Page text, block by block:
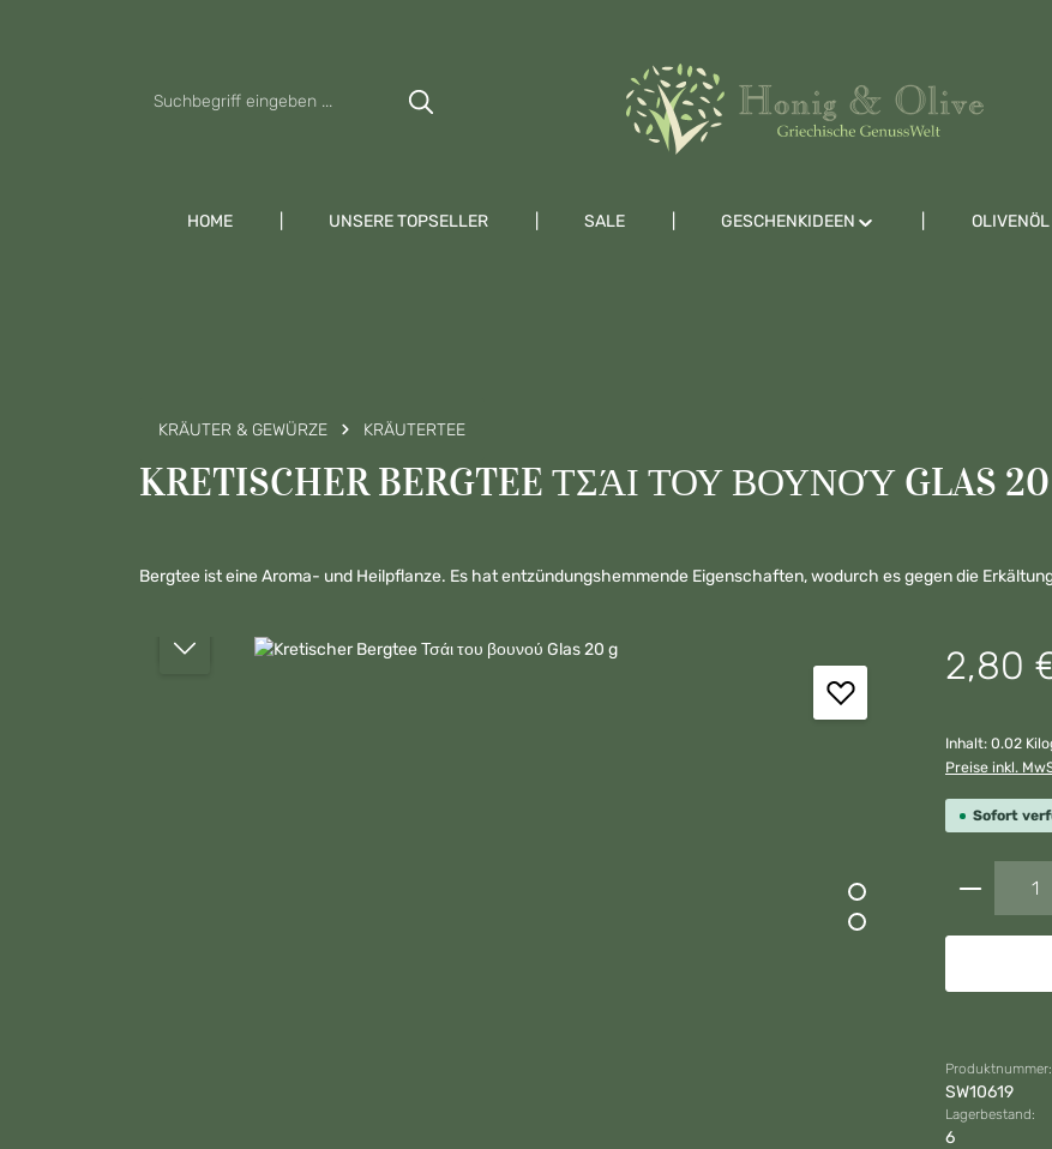
HOME UNSERE TOPSELLER SALE GESCHENKIDEEN OLIVENÖL
KRÄUTER & GEWÜRZE KRÄUTERTEE
KRETISCHER BERGTEE ΤΣΆΙ ΤΟΥ ΒΟΥΝΟΎ GLAS
Bergtee ist eine Aroma- und Heilpflanze. Es hat entzündungshemmende Eigenschaften, wodurch es gegen die
Bildergalerie überspringen Regulärer
2,80
Inhalt: 0.02
Preise inkl.
Sofort
Produktnummer:
SW10619
Lagerbestand:
6